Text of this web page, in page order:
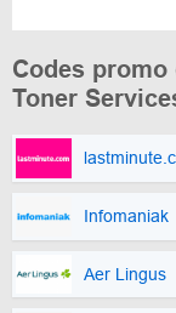
Codes
Toner
Infomaniak
Aer Lingus